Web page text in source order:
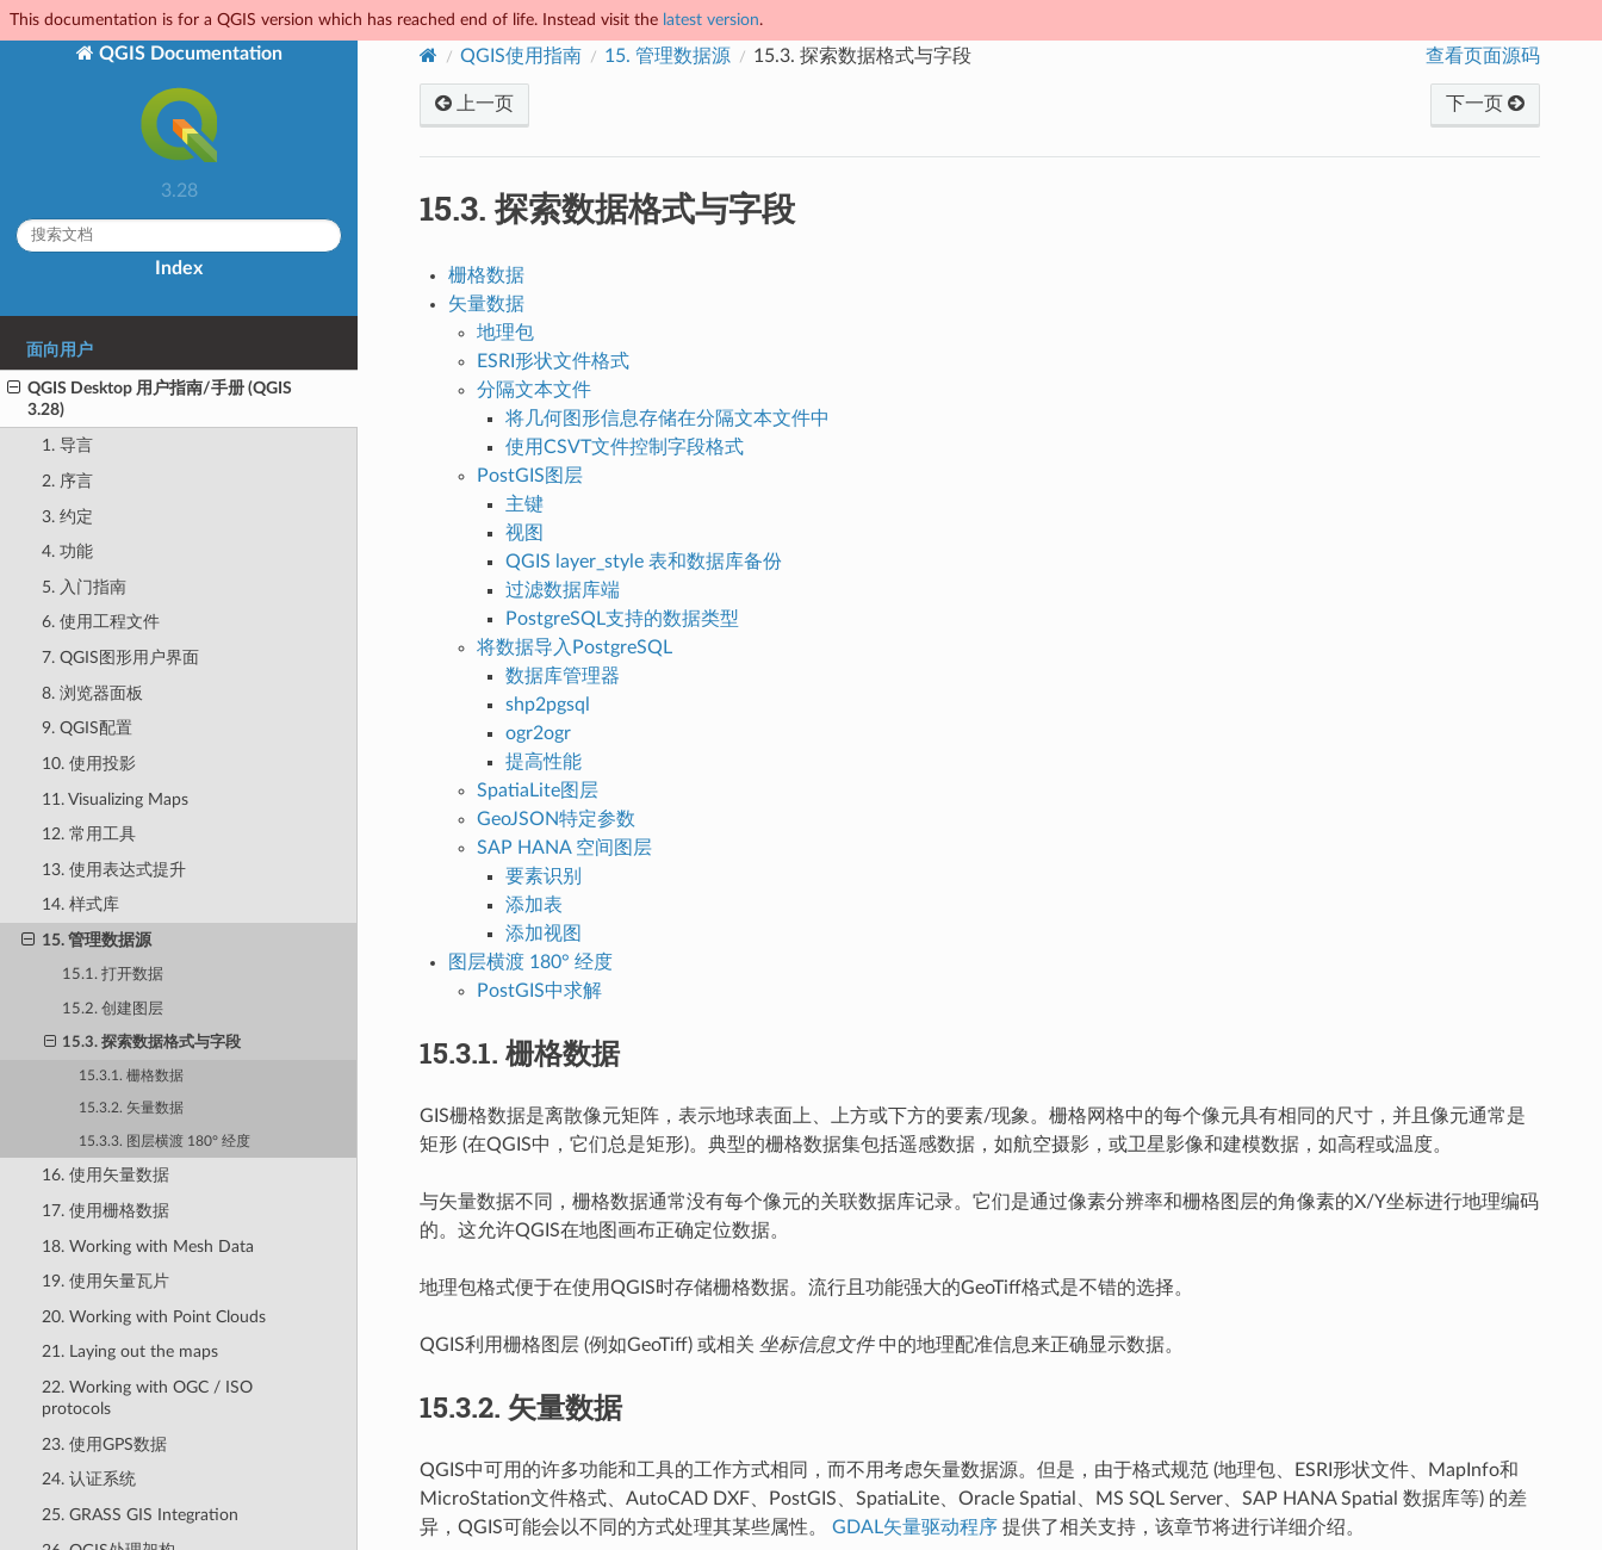
This documentation is for a QGIS version which has reached end of life. Instead visit the latest version.
QGIS Documentation
3.28
Index
面向用户
QGIS Desktop 用户指南/手册 (QGIS
3.28)
1. 导言
2. 序言
3. 约定
4. 功能
5. 入门指南
6. 使用工程文件
7. QGIS图形用户界面
8. 浏览器面板
9. QGIS配置
10. 使用投影
11. Visualizing Maps
12. 常用工具
13. 使用表达式提升
14. 样式库
15. 管理数据源
15.1. 打开数据
15.2. 创建图层
15.3. 探索数据格式与字段
15.3.1. 栅格数据
15.3.2. 矢量数据
15.3.3. 图层横渡 180° 经度
16. 使用矢量数据
17. 使用栅格数据
18. Working with Mesh Data
19. 使用矢量瓦片
20. Working with Point Clouds
21. Laying out the maps
22. Working with OGC / ISO
protocols
23. 使用GPS数据
24. 认证系统
25. GRASS GIS Integration
QGIS使用指南 15. 管理数据源 15.3. 探索数据格式与字段 查看页面源码
上一页 下一页
15.3.探索数据格式与字段
栅格数据
矢量数据
地理包
ESRI形状文件格式
分隔文本文件
将几何图形信息存储在分隔文本文件中
使用CSVT文件控制字段格式
PostGIS图层
主键
视图
QGIS layer_style 表和数据库备份
过滤数据库端
PostgreSQL支持的数据类型
将数据导入PostgreSQL
数据库管理器
shp2pgsql
ogr2ogr
提高性能
SpatiaLite图层
GeoJSON特定参数
SAP HANA 空间图层
要素识别
添加表
添加视图
图层横渡 180° 经度
PostGIS中求解
15.3.1. 栅格数据
GIS栅格数据是离散像元矩阵，表示地球表面上、上方或下方的要素/现象。栅格网格中的每个像元具有相同的尺寸，并且像元通常是
矩形 (在QGIS中，它们总是矩形)。典型的栅格数据集包括遥感数据，如航空摄影，或卫星影像和建模数据，如高程或温度。
与矢量数据不同，栅格数据通常没有每个像元的关联数据库记录。它们是通过像素分辨率和栅格图层的角像素的X/Y坐标进行地理编码
的。这允许QGIS在地图画布正确定位数据。
地理包格式便于在使用QGIS时存储栅格数据。流行且功能强大的GeoTiff格式是不错的选择。
QGIS利用栅格图层 (例如GeoTiff) 或相关 坐标信息文件中的地理配准信息来正确显示数据。
15.3.2. 矢量数据
QGIS中可用的许多功能和工具的工作方式相同，而不用考虑矢量数据源。但是，由于格式规范 (地理包、ESRI形状文件、MapInfo和
MicroStation文件格式、AutoCAD DXF、PostGIS、SpatiaLite、Oracle Spatial、MS SQL Server、SAP HANA Spatial 数据库等) 的差
异，QGIS可能会以不同的方式处理其某些属性。 GDAL矢量驱动程序 提供了相关支持，该章节将进行详细介绍。